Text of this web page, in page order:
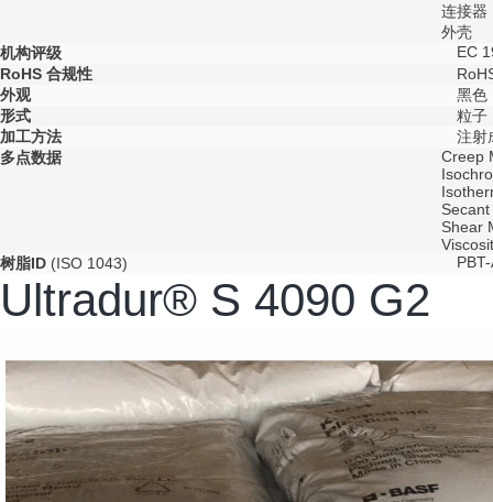
连接器
外壳
机构评级
EC
RoHS 合规性
外观
黑色
形式
粒子
加工方法
注射
多点数据
Creep
Shear
树脂ID (ISO 1043)
Ultradur® S 4090 G2